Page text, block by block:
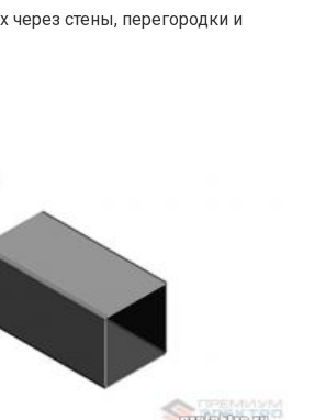
через стены, перегородки и